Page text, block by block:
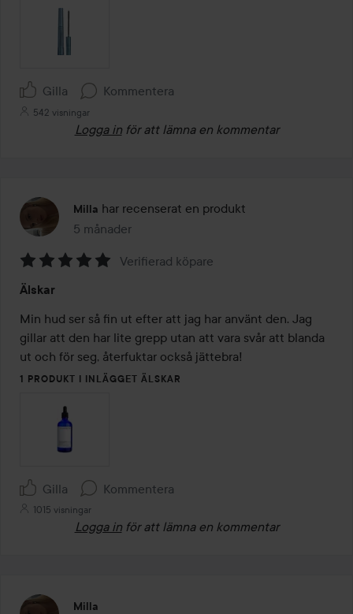
Gilla Kommentera
542 visningar
Logga in för att lämna en kommentar
Milla har recenserat en produkt
5 månader
Inlägget skapades 5 månader
5
av
5
Verifierad köpare
Älskar
Min hud ser så fin ut efter att jag har använt den. Jag
gillar att den har lite grepp utan att vara svår att blanda
ut och för seg, återfuktar också jättebra!
1 PRODUKT I INLÄGGET ÄLSKAR
Gilla Kommentera
1015 visningar
Logga in för att lämna en kommentar
Milla